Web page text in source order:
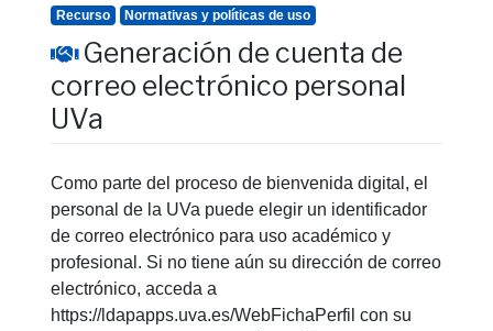
Recurso Normativas y políticas de uso
Generación de cuenta de
correo electrónico personal
UVa
Como parte del proceso de bienvenida digital, el
personal de la UVa puede elegir un identificador
de correo electrónico para uso académico y
profesional. Si no tiene aún su dirección de correo
electrónico, acceda a
https://ldapapps.uva.es/WebFichaPerfil con su